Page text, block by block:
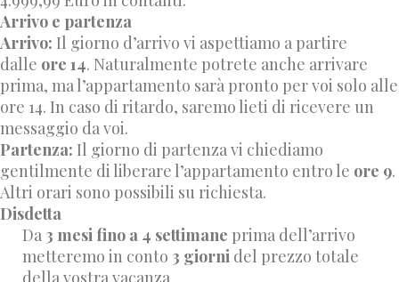
Arrivo e partenza
Arrivo: Il giorno d’arrivo vi aspettiamo a partire
dalle ore 14. Naturalmente potrete anche arrivare
prima, ma l’appartamento sarà pronto per voi solo alle
ore 14. In caso di ritardo, saremo lieti di ricevere un
messaggio da voi.
Partenza: Il giorno di partenza vi chiediamo
gentilmente di liberare l’appartamento entro le ore 9.
Altri orari sono possibili su richiesta.
Disdetta
Da 3 mesi fino a 4 settimane prima dell’arrivo
metteremo in conto 3 giorni del prezzo totale
della vostra vacanza